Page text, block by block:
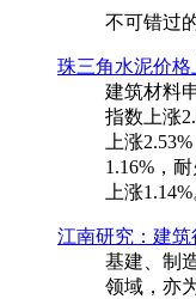
不可错过
珠三角水泥价
建筑材料
指数上涨
上涨
1.16%，
上涨1.14%
江南研究：建
基建、制
领域，亦